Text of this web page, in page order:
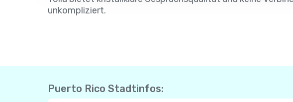
unkompliziert.
Puerto Rico Stadtinfos: